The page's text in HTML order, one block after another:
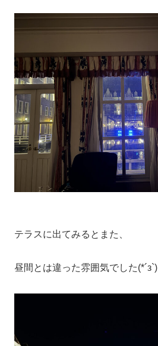
テラスに出てみるとまた、
昼間とは違った雰囲気でした(*´з`)